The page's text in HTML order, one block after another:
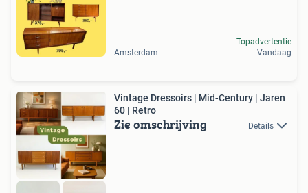
Amsterdam
Topadvertentie
Vandaag
Vintage Dressoirs | Mid-Century | Jaren
60 | Retro
Zie omschrijving Details